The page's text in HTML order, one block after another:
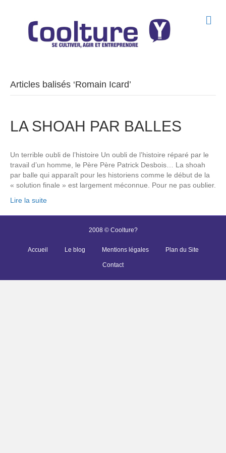
Articles balisés ‘Romain Icard’
LA SHOAH PAR BALLES
Un terrible oubli de l’histoire Un oubli de l’histoire réparé par le
travail d’un homme, le Père Père Patrick Desbois… La shoah
par balle qui apparaît pour les historiens comme le début de la
« solution finale » est largement méconnue. Pour ne pas oublier.
Lire la suite
2008 © Coolture?
Accueil Le blog Mentions légales Plan du Site
Contact